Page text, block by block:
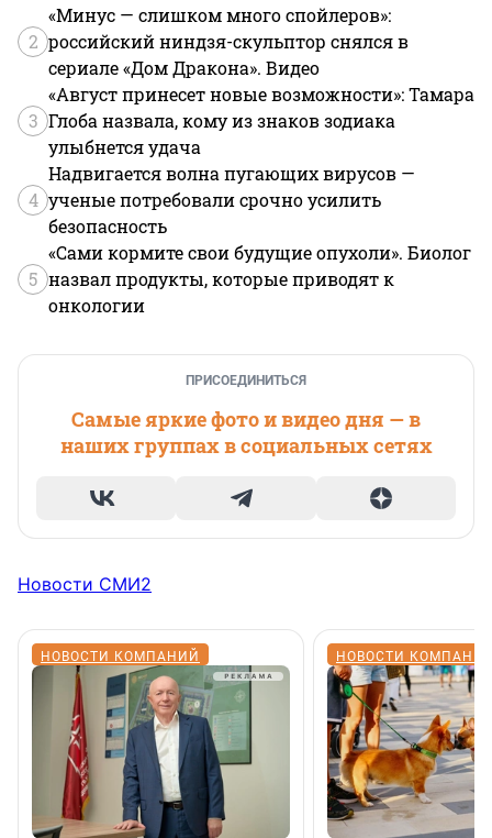
2
«Минус — слишком много спойлеров»:
российский ниндзя-скульптор снялся в
сериале «Дом Дракона». Видео
3
«Август принесет новые возможности»: Тамара
Глоба назвала, кому из знаков зодиака
улыбнется удача
4
Надвигается волна пугающих вирусов —
ученые потребовали срочно усилить
безопасность
5
«Сами кормите свои будущие опухоли». Биолог
назвал продукты, которые приводят к
онкологии
ПРИСОЕДИНИТЬСЯ
Самые яркие фото и видео дня — в
наших группах в социальных сетях
Новости СМИ2
НОВОСТИ КОМПАНИЙ НОВОСТИ